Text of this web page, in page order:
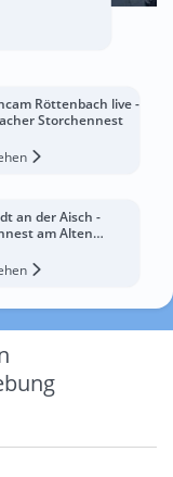
Röttenbach live -
Storchennest
an der Aisch -
am Alten